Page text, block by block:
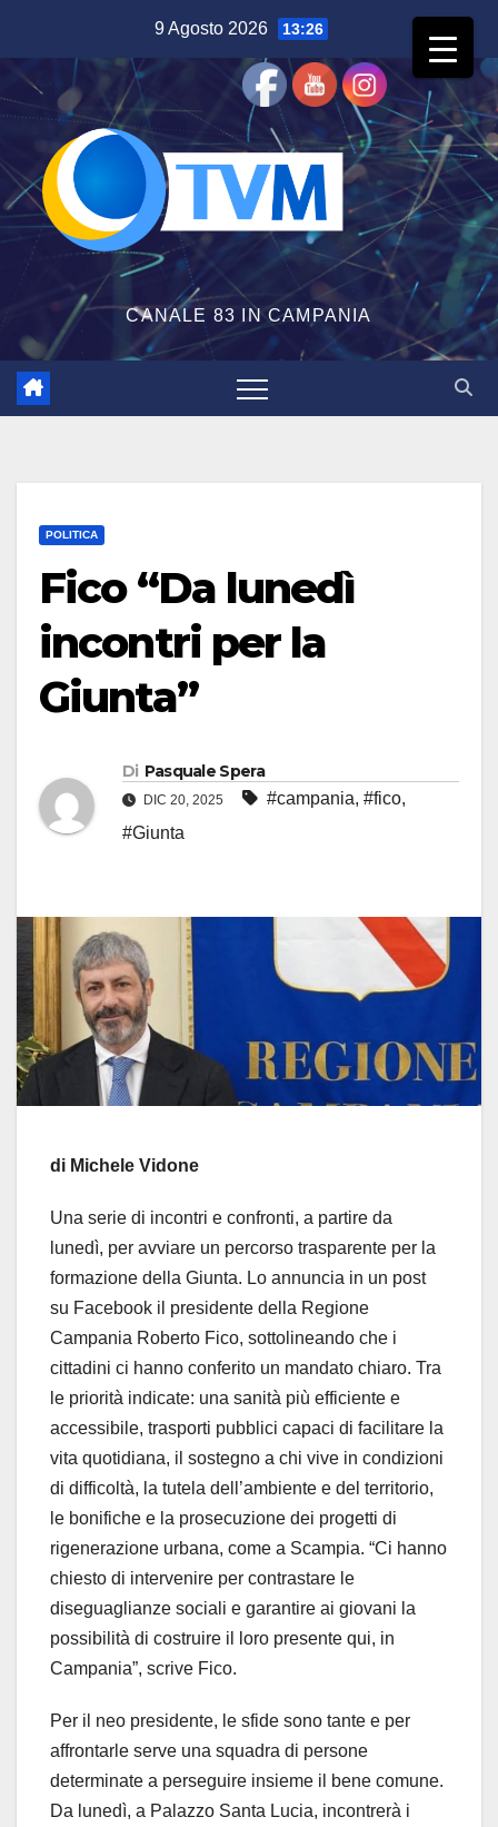
contenuto
9 Agosto 2026 13:26
CANALE 83 IN CAMPANIA
POLITICA
Fico “Da lunedì
incontri per la
Giunta”
Di Pasquale Spera
DIC 20, 2025 #campania, #fico,
#Giunta
di Michele Vidone
Una serie di incontri e confronti, a partire da
lunedì, per avviare un percorso trasparente per la
formazione della Giunta. Lo annuncia in un post
su Facebook il presidente della Regione
Campania Roberto Fico, sottolineando che i
cittadini ci hanno conferito un mandato chiaro. Tra
le priorità indicate: una sanità più efficiente e
accessibile, trasporti pubblici capaci di facilitare la
vita quotidiana, il sostegno a chi vive in condizioni
di difficoltà, la tutela dell’ambiente e del territorio,
le bonifiche e la prosecuzione dei progetti di
rigenerazione urbana, come a Scampia. “Ci hanno
chiesto di intervenire per contrastare le
diseguaglianze sociali e garantire ai giovani la
possibilità di costruire il loro presente qui, in
Campania”, scrive Fico.
Per il neo presidente, le sfide sono tante e per
affrontarle serve una squadra di persone
determinate a perseguire insieme il bene comune.
Da lunedì, a Palazzo Santa Lucia, incontrerà i